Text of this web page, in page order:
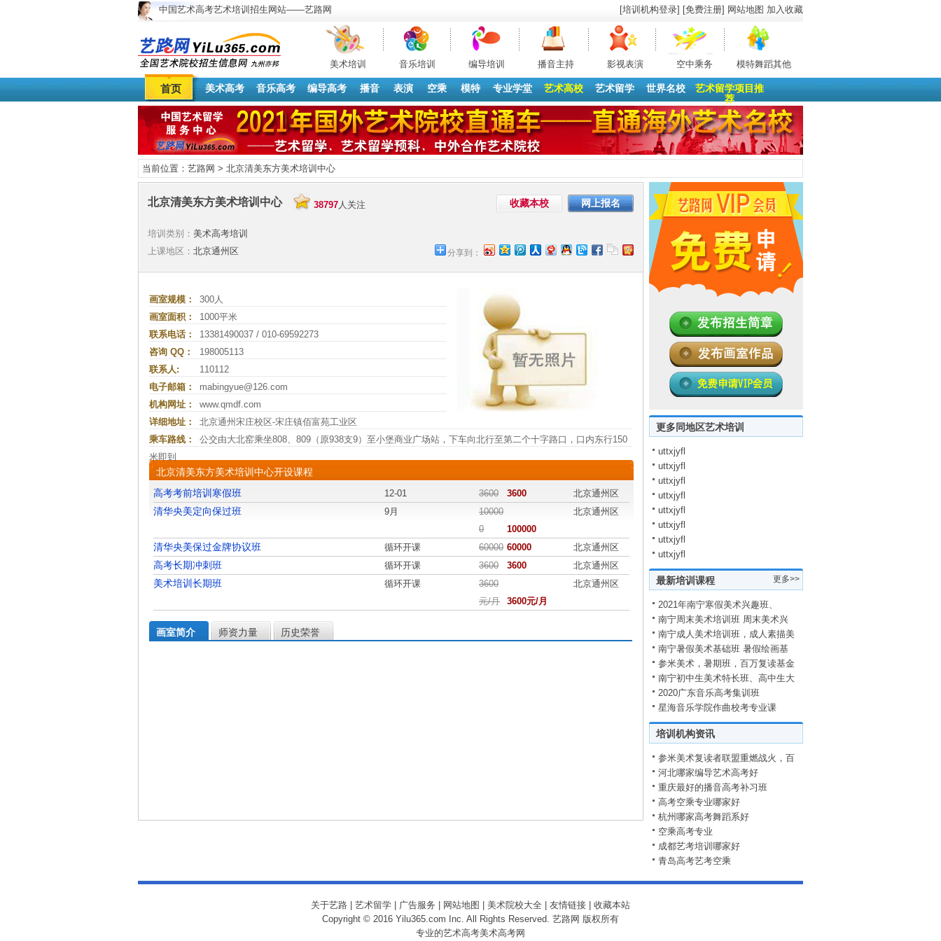
中国艺术高考艺术培训招生网站——艺路网 [培训机构登录] [免费注册] 网站地图 加入收藏
美术培训 音乐培训 编导培训 播音主持 影视表演 空中乘务 模特舞蹈其他
首页 美术高考 音乐高考 编导高考 播音 表演 空乘 模特 专业学堂 艺术高校 艺术留学 世界名校
艺术留学项目推
荐
当前位置： 艺路网 > 北京清美东方美术培训中心
北京清美东方美术培训中心 38797人关注 网上报名
收藏本校
培训类别： 美术高考培训
分享到：
上课地区： 北京通州区
画室规模：
300人
画室面积：
1000平米
联系电话：
13381490037 / 010-69592273
咨询 QQ：
198005113
联系人:
110112
电子邮箱：
mabingyue@126.com
机构网址：
www.qmdf.com
详细地址：
北京通州宋庄校区-宋庄镇佰富苑工业区
乘车路线：
公交由大北窑乘坐808、809（原938支9）至小堡商业广场站，下车向北行至第二个十字路口，口内东行150
米即到
北京清美东方美术培训中心开设课程
高考考前培训寒假班
12-01 3600 3600 北京通州区
清华央美定向保过班 9月
10000
0
100000
北京通州区
清华央美保过金牌协议班 循环开课 60000 60000 北京通州区
高考长期冲刺班 循环开课 3600 3600 北京通州区
美术培训长期班 循环开课
3600
元/月
3600元/月
北京通州区
画室简介 师资力量 历史荣誉
更多同地区艺术培训
uttxjyfl
uttxjyfl
uttxjyfl
uttxjyfl
uttxjyfl
uttxjyfl
uttxjyfl
uttxjyfl
更多>>
最新培训课程
2021年南宁寒假美术兴趣班、
南宁周末美术培训班 周末美术兴
南宁成人美术培训班，成人素描美
南宁暑假美术基础班 暑假绘画基
参米美术，暑期班，百万复读基金
南宁初中生美术特长班、高中生大
2020广东音乐高考集训班
星海音乐学院作曲校考专业课
培训机构资讯
参米美术复读者联盟重燃战火，百
河北哪家编导艺术高考好
重庆最好的播音高考补习班
高考空乘专业哪家好
杭州哪家高考舞蹈系好
空乘高考专业
成都艺考培训哪家好
青岛高考艺考空乘
关于艺路 艺术留学 广告服务 网站地图 美术院校大全 友情链接
收藏本站
Copyright © 2016 Yilu365.com Inc. All Rights Reserved. 艺路网 版权所有
专业的艺术高考美术高考网